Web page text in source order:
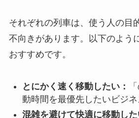
それぞれの列車は、使う人の目
不向きがあります。以下のよう
おすすめです。
とにかく速く移動したい：
動時間を最優先したいビジ
混雑を避けて快適に移動した